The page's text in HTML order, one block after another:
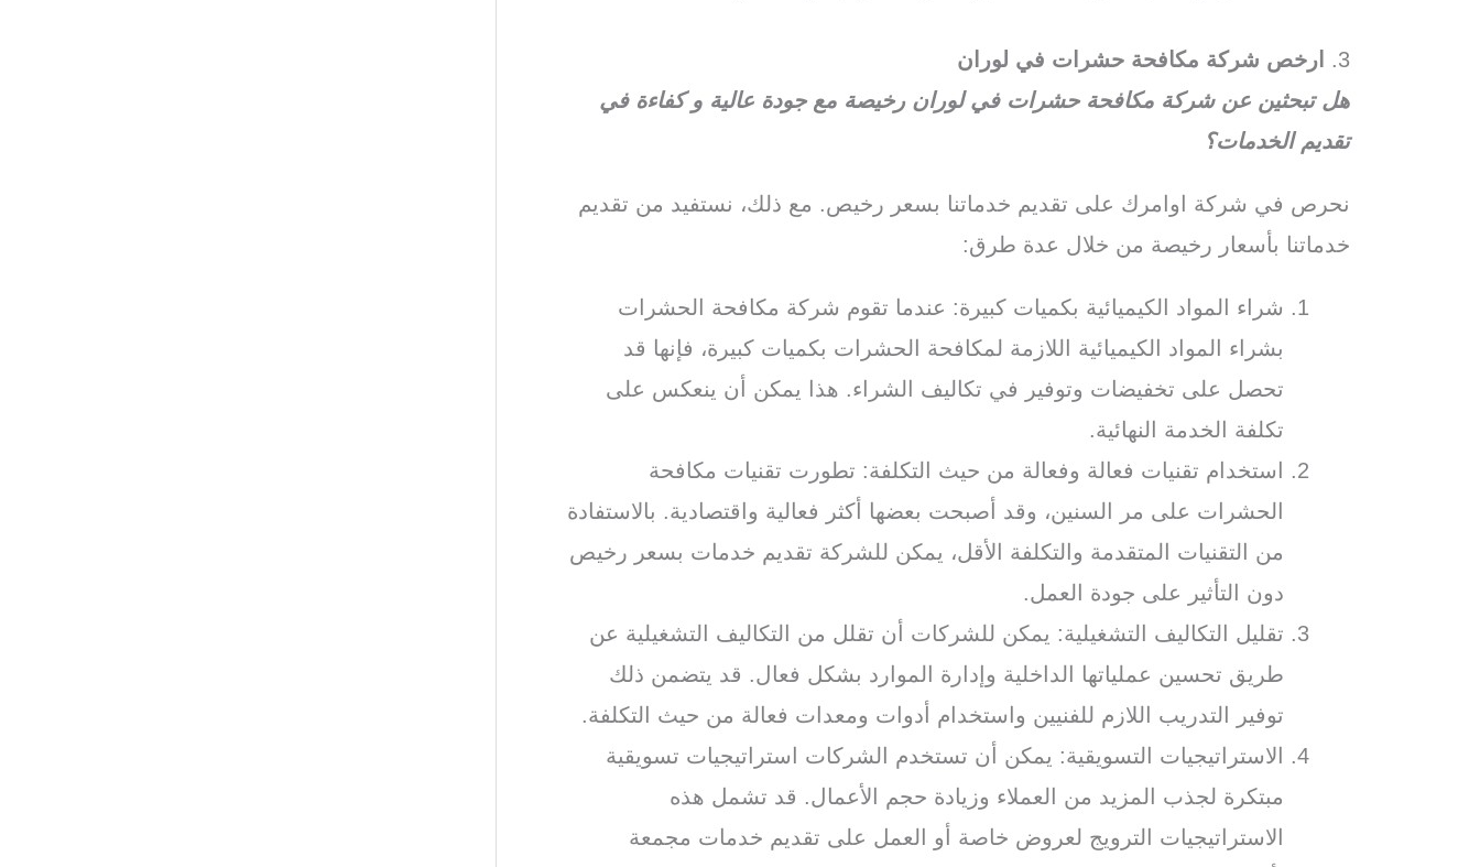
3.
ارخص شركة مكافحة حشرات في لوران
هل تبحثين عن شركة مكافحة حشرات في لوران رخيصة مع جودة عالية و كفاءة في
تقديم الخدمات؟
نحرص في شركة اوامرك على تقديم خدماتنا بسعر رخيص. مع ذلك، نستفيد من تقديم
خدماتنا بأسعار رخيصة من خلال عدة طرق:
شراء المواد الكيميائية بكميات كبيرة: عندما تقوم شركة مكافحة الحشرات
بشراء المواد الكيميائية اللازمة لمكافحة الحشرات بكميات كبيرة، فإنها قد
تحصل على تخفيضات وتوفير في تكاليف الشراء. هذا يمكن أن ينعكس على
تكلفة الخدمة النهائية.
استخدام تقنيات فعالة وفعالة من حيث التكلفة: تطورت تقنيات مكافحة
الحشرات على مر السنين، وقد أصبحت بعضها أكثر فعالية واقتصادية. بالاستفادة
من التقنيات المتقدمة والتكلفة الأقل، يمكن للشركة تقديم خدمات بسعر رخيص
دون التأثير على جودة العمل.
تقليل التكاليف التشغيلية: يمكن للشركات أن تقلل من التكاليف التشغيلية عن
طريق تحسين عملياتها الداخلية وإدارة الموارد بشكل فعال. قد يتضمن ذلك
توفير التدريب اللازم للفنيين واستخدام أدوات ومعدات فعالة من حيث التكلفة.
الاستراتيجيات التسويقية: يمكن أن تستخدم الشركات استراتيجيات تسويقية
مبتكرة لجذب المزيد من العملاء وزيادة حجم الأعمال. قد تشمل هذه
الاستراتيجيات الترويج لعروض خاصة أو العمل على تقديم خدمات مجمعة